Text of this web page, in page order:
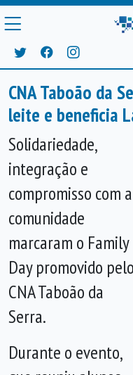
CNA Taboão da
leite e beneficia
Solidariedade,
integração e
compromisso com a
comunidade
marcaram o Family
Day promovido pelo
CNA Taboão da
Serra.
Durante o evento,